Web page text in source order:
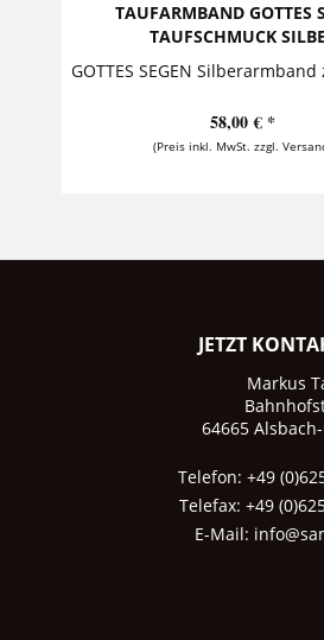
TAUFARMBAND GOTTES
TAUFSCHMUCK
58,00 € *
(Preis inkl. MwSt. zzgl.
JETZT
Markus
64665
Telefon: +49
Telefax: +49
E-Mail: